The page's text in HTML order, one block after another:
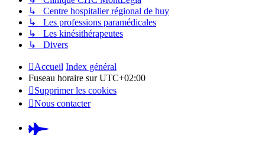
↳ Centre hospitalier régional de huy
↳ Les professions paramédicales
↳ Les kinésithérapeutes
↳ Divers
Accueil Index général
Fuseau horaire surUTC+02:00
Supprimer les cookies
Nous contacter
Pardus.at